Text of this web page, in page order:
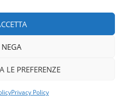
NEGA
LE PREFERENZE
Privacy Policy
Legend
31 luglio l’omaggio a Fabrizio De
Instagram
Twitter
90148040562 - N° iscrizione
i diritti riservati